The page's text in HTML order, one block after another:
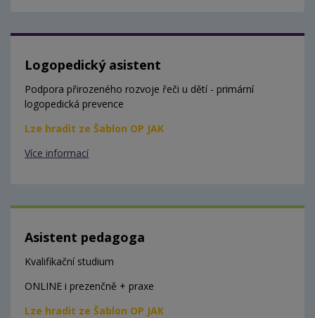
Logopedický asistent
Podpora přirozeného rozvoje řeči u dětí - primární
logopedická prevence
Lze hradit ze Šablon OP JAK
Více informací
Asistent pedagoga
Kvalifikační studium
ONLINE i prezenčně + praxe
Lze hradit ze Šablon OP JAK